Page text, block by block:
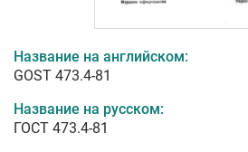
Название на английском:
GOST 473.4-81
Название на русском:
ГОСТ 473.4-81